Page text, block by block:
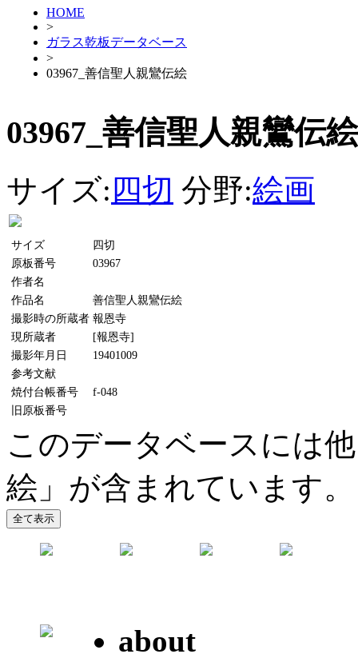
HOME
>
ガラス乾板データベース
>
03967_善信聖人親鸞伝絵
03967_善信聖人親鸞伝絵
サイズ: 四切 分野:絵画
サイズ
四切
原板番号
03967
作者名
作品名
善信聖人親鸞伝絵
撮影時の所蔵者 報恩寺
現所蔵者
[報恩寺]
撮影年月日
19401009
参考文献
焼付台帳番号
f-048
旧原板番号
このデータベースには
絵」が含まれています。
about